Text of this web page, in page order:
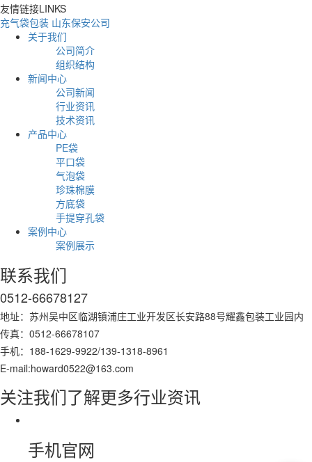
友情链接LINKS
充气袋包装 山东保安公司
关于我们
公司简介
组织结构
新闻中心
公司新闻
行业资讯
技术资讯
产品中心
PE袋
平口袋
气泡袋
珍珠棉膜
方底袋
手提穿孔袋
案例中心
案例展示
联系我们
0512-66678127
地址：苏州吴中区临湖镇浦庄工业开发区长安路88号耀鑫包装工业园内
传真：0512-66678107
手机：188-1629-9922/139-1318-8961
E-mail:howard0522@163.com
关注我们了解更多行业资讯
手机官网